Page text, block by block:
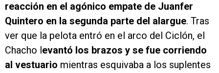
reacción en el agónico empate de Juanfer
Quintero en la segunda parte del alargue. Tras
ver que la pelota entró en el arco del Ciclón, el
Chacho l evantó los brazos y se fue corriendo
al vestuario mientras esquivaba a los suplentes